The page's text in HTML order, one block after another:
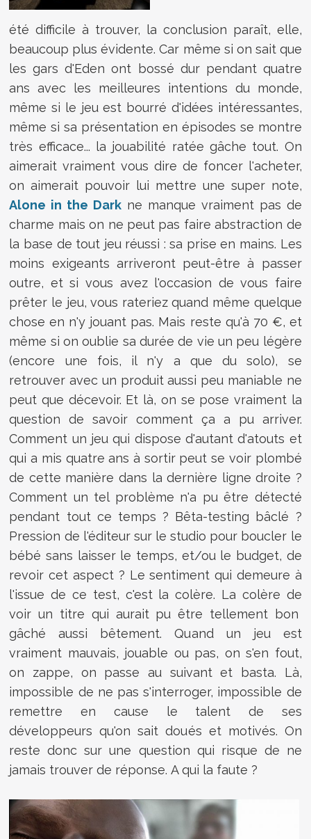
été difficile à trouver, la conclusion paraît, elle,
beaucoup plus évidente. Car même si on sait que
les gars d'Eden ont bossé dur pendant quatre
ans avec les meilleures intentions du monde,
même si le jeu est bourré d'idées intéressantes,
même si sa présentation en épisodes se montre
très efficace... la jouabilité ratée gâche tout. On
aimerait vraiment vous dire de foncer l'acheter,
on aimerait pouvoir lui mettre une super note,
Alone in the Dark ne manque vraiment pas de
charme mais on ne peut pas faire abstraction de
la base de tout jeu réussi : sa prise en mains. Les
moins exigeants arriveront peut-être à passer
outre, et si vous avez l'occasion de vous faire
prêter le jeu, vous rateriez quand même quelque
chose en n'y jouant pas. Mais reste qu'à 70 €, et
même si on oublie sa durée de vie un peu légère
(encore une fois, il n'y a que du solo), se
retrouver avec un produit aussi peu maniable ne
peut que décevoir. Et là, on se pose vraiment la
question de savoir comment ça a pu arriver.
Comment un jeu qui dispose d'autant d'atouts et
qui a mis quatre ans à sortir peut se voir plombé
de cette manière dans la dernière ligne droite ?
Comment un tel problème n'a pu être détecté
pendant tout ce temps ? Bêta-testing bâclé ?
Pression de l'éditeur sur le studio pour boucler le
bébé sans laisser le temps, et/ou le budget, de
revoir cet aspect ? Le sentiment qui demeure à
l'issue de ce test, c'est la colère. La colère de
voir un titre qui aurait pu être tellement bon
gâché aussi bêtement. Quand un jeu est
vraiment mauvais, jouable ou pas, on s'en fout,
on zappe, on passe au suivant et basta. Là,
impossible de ne pas s'interroger, impossible de
remettre en cause le talent de ses
développeurs qu'on sait doués et motivés. On
reste donc sur une question qui risque de ne
jamais trouver de réponse. A qui la faute ?